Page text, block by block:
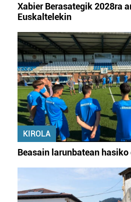
Xabier Berasategik 2028ra
Euskaltelekin
KIROLA
Beasain larunbatean